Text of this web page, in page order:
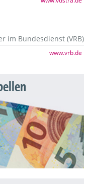
im Bundesdienst (VRB)
www.vrb.de